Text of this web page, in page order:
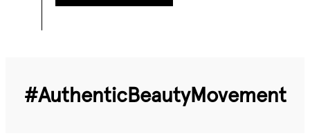
#Authentic­Beauty­Movement